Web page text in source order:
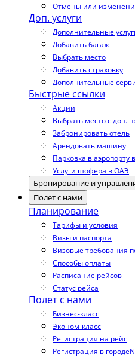
Отмены или
Доп. услуги
Дополнительные
Добавить багаж
Выбрать место
Добавить страховку
Дополнительные
Быстрые ссылки
Акции
Выбрать место с доп.
Забронировать отель
Арендовать машину
Парковка в аэропорту
Услуги шофера в ОАЭ
Бронирование и
Полет с нами
Планирование
Тарифы и условия
Визы и паспорта
Визовые требования
Способы оплаты
Расписание рейсов
Статус рейса
Полет с нами
Бизнес-класс
Эконом-класс
Регистрация на рейс
Регистрация в городе